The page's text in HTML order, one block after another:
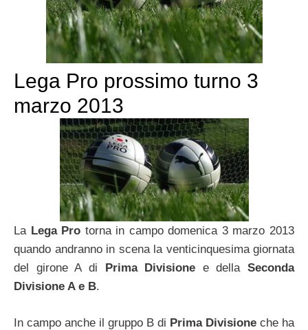
Lega Pro prossimo turno 3
marzo 2013
LaLega Pro torna in campo domenica 3 marzo 2013
quando andranno in scena la venticinquesima giornata
del girone A di Prima Divisione e dellaSeconda
Divisione A e B.
In campo anche il gruppo B di Prima Divisione che ha